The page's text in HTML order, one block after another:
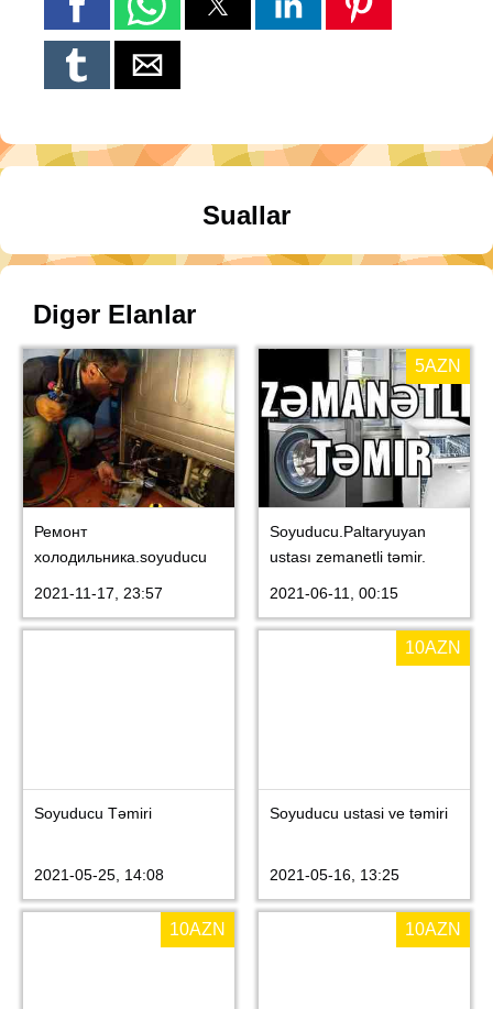
Suallar
Digər Elanlar
Ремонт
холодильника.soyuducu
2021-11-17, 23:57
5AZN
Soyuducu.Paltaryuyan
ustası zemanetli təmir.
2021-06-11, 00:15
Soyuducu Təmiri
2021-05-25, 14:08
10AZN
Soyuducu ustasi ve təmiri
2021-05-16, 13:25
10AZN 10AZN